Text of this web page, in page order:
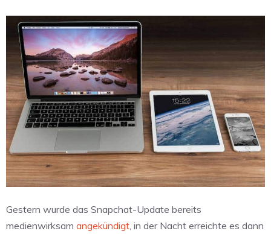
Gestern wurde das Snapchat-Update bereits
medienwirksam angekündigt, in der Nacht erreichte es dann